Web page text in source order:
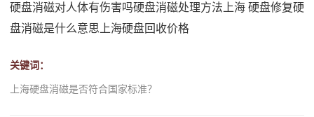
硬盘消磁对人体有伤害吗硬盘消磁处理方法 上海 硬盘修复硬
盘消磁是什么意思 上海硬盘回收价格
关键词：
上海硬盘消磁是否符合国家标准？